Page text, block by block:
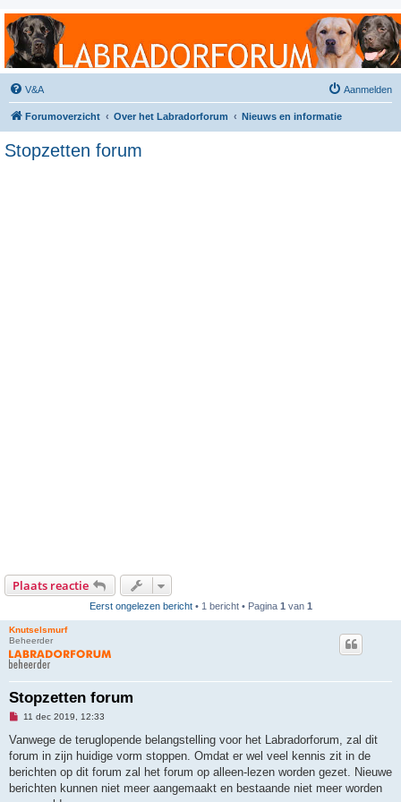
Labradorforum
Het gezelligste Labradorforum van Nederland en België!
V&A Aanmelden
Forumoverzicht Over het Labradorforum Nieuws en informatie
Stopzetten forum
Plaats reactie
Eerst ongelezen bericht• 1 bericht • Pagina 1 van 1
Knutselsmurf
Beheerder
Stopzetten forum
O
g
l
e
e
11 dec 2019, 12:33
Vanwege de teruglopende belangstelling voor het Labradorforum, zal dit
forum in zijn huidige vorm stoppen. Omdat er wel veel kennis zit in de
berichten op dit forum zal het forum op alleen-lezen worden gezet. Nieuwe
berichten kunnen niet meer aangemaakt en bestaande niet meer worden